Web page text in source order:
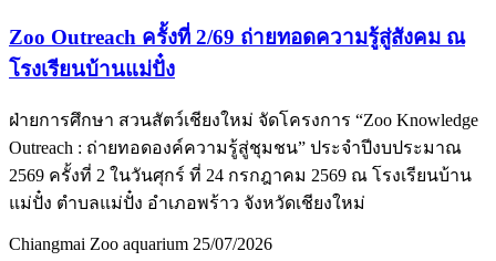
Zoo Outreach ครั้งที่ 2/69 ถ่ายทอดความรู้สู่สังคม ณ
โรงเรียนบ้านแม่ปั๋ง
ฝ่ายการศึกษา สวนสัตว์เชียงใหม่ จัดโครงการ “Zoo Knowledge
Outreach : ถ่ายทอดองค์ความรู้สู่ชุมชน” ประจำปีงบประมาณ
2569 ครั้งที่ 2 ในวันศุกร์ ที่ 24 กรกฎาคม 2569 ณ โรงเรียนบ้าน
แม่ปั๋ง ตำบลแม่ปั๋ง อำเภอพร้าว จังหวัดเชียงใหม่
Chiangmai Zoo aquarium 25/07/2026